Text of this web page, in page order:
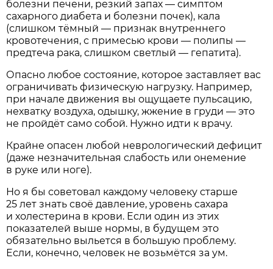
болезни печени, резкий запах — симптом
сахарного диабета и болезни почек), кала
(слишком тёмный — признак внутреннего
кровотечения, с примесью крови — полипы —
предтеча рака, слишком светлый — гепатита).
Опасно любое состояние, которое заставляет вас
ограничивать физическую нагрузку. Например,
при начале движения вы ощущаете пульсацию,
нехватку воздуха, одышку, жжение в груди — это
не пройдёт само собой. Нужно идти к врачу.
Крайне опасен любой неврологический дефицит
(даже незначительная слабость или онемение
в руке или ноге).
Но я бы советовал каждому человеку старше
25 лет знать своё давление, уровень сахара
и холестерина в крови. Если один из этих
показателей выше нормы, в будущем это
обязательно выльется в большую проблему.
Если, конечно, человек не возьмётся за ум.